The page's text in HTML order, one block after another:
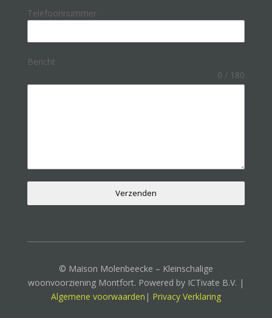
Telefoonnummer
Bericht
0 / 180
Verzenden
© Maison Molenbeecke – Kleinschalige
woonvoorziening Montfort. Powered by ICTivate B.V. |
Algemene voorwaarden | Privacy Verklaring